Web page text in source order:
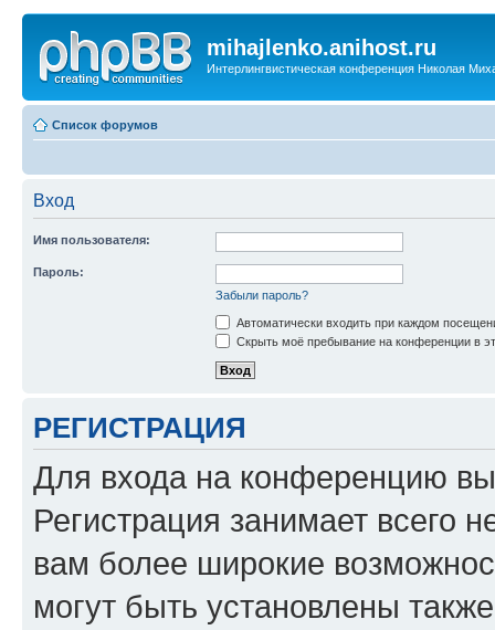
mihajlenko.anihost.ru
Интерлингвистическая конференция Николая
Список форумов
Вход
Имя пользователя:
Пароль:
Забыли пароль?
Автоматически входить при каждом
Скрыть моё пребывание на конференции в
РЕГИСТРАЦИЯ
Для входа на конференцию
Регистрация занимает всего
вам более широкие
могут быть установлены